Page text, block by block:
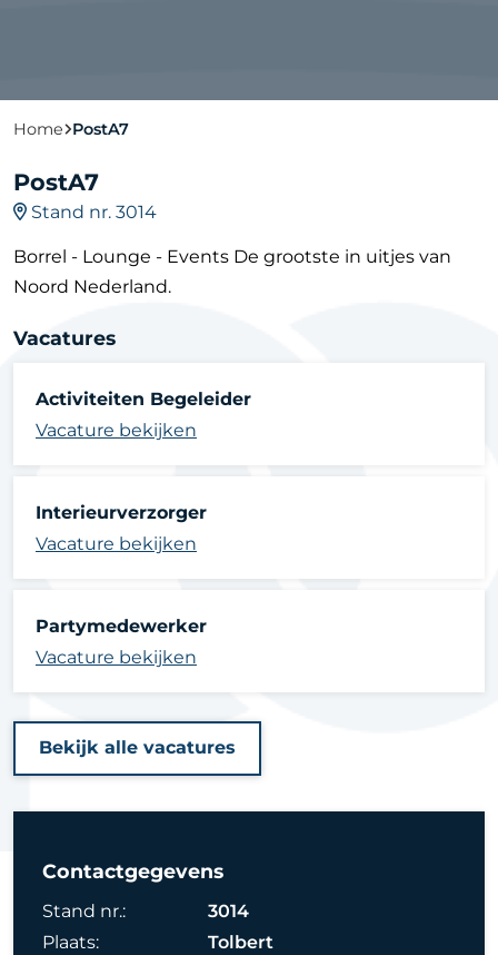
Home PostA7
PostA7
Stand nr. 3014
Borrel - Lounge - Events De grootste in uitjes van
Noord Nederland.
Vacatures
Activiteiten Begeleider
Vacature bekijken
Interieurverzorger
Vacature bekijken
Partymedewerker
Vacature bekijken
Bekijk alle vacatures
Contactgegevens
Stand nr.:
3014
Plaats:
Tolbert